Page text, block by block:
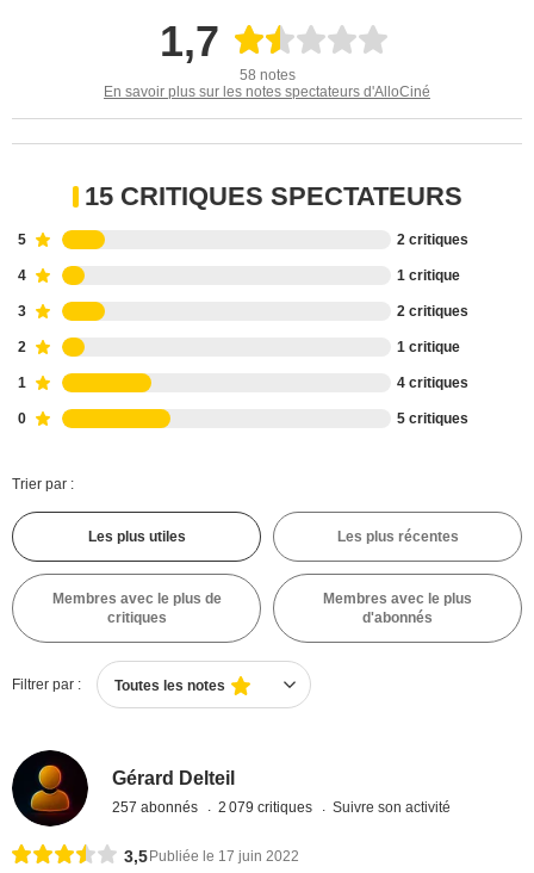
1,7
58 notes
En savoir plus sur les notes spectateurs d'AlloCiné
15 CRITIQUES SPECTATEURS
5 2 critiques
4 1 critique
3 2 critiques
2 1 critique
1 4 critiques
0 5 critiques
Trier par :
Les plus utiles Les plus récentes
Membres avec le plus de
critiques
Membres avec le plus
d'abonnés
Filtrer par : Toutes les notes
Gérard Delteil
257 abonnés 2 079 critiques Suivre son activité
3,5 Publiée le 17 juin 2022